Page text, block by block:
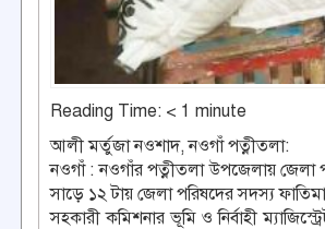
Reading Time: < 1 minute
আলী মর্তুজা নওশাদ, নওগাঁ পত্নীতলা:
নওগাঁ : নওগাঁর পত্নীতলা উপজেলায় জেলা
সাড়ে ১২ টায় জেলা পরিষদের সদস্য ফাতিমা
সহকারী কমিশনার ভূমি ও নির্বাহী